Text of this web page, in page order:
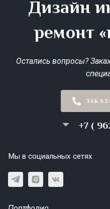
Дизайн
ремонт
Остались вопросы?
+7 (
Мы в социальных сетях